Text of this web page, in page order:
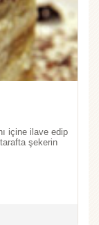
içine ilave edip
şekerin